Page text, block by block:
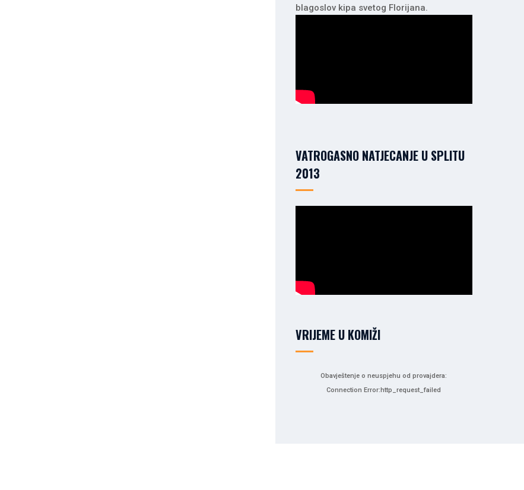
blagoslov kipa svetog Florijana.
VATROGASNO NATJECANJE U SPLITU
2013
VRIJEME U KOMIŽI
Obavještenje o neuspjehu od provajdera:
Connection Error:http_request_failed